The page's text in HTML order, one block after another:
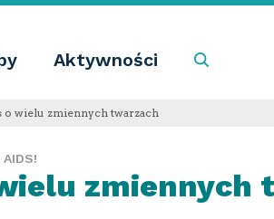
Aktywności
o wielu zmiennych twarzach
zmiennych